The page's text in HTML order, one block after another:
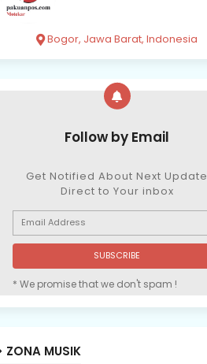
Bogor, Jawa Barat, Indonesia
Follow by Email
Get Notified About Next Update
Direct to Your inbox
* We promise that we don't spam !
ZONA MUSIK